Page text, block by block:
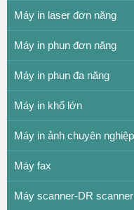
Máy in laser đơn năng
Máy in phun đơn năng
Máy in phun đa năng
Máy in khổ lớn
Máy in ảnh chuyên nghiệp
Máy fax
Máy scanner-DR scanner